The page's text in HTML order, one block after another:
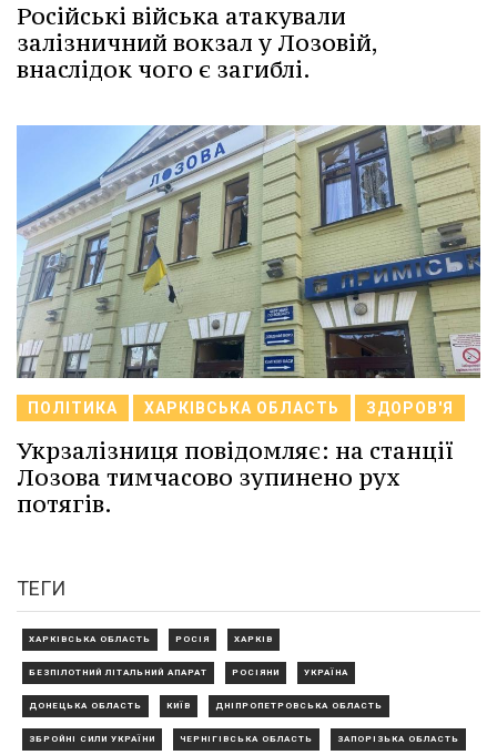
Російські війська атакували
залізничний вокзал у Лозовій,
внаслідок чого є загиблі.
ПОЛІТИКА ХАРКІВСЬКА ОБЛАСТЬ ЗДОРОВ'Я
Укрзалізниця повідомляє: на станції
Лозова тимчасово зупинено рух
потягів.
ТЕГИ
ХАРКІВСЬКА ОБЛАСТЬ РОСІЯ ХАРКІВ
БЕЗПІЛОТНИЙ ЛІТАЛЬНИЙ АПАРАТ РОСІЯНИ УКРАЇНА
ДОНЕЦЬКА ОБЛАСТЬ КИЇВ ДНІПРОПЕТРОВСЬКА ОБЛАСТЬ
ЗБРОЙНІ СИЛИ УКРАЇНИ ЧЕРНІГІВСЬКА ОБЛАСТЬ ЗАПОРІЗЬКА ОБЛАСТЬ